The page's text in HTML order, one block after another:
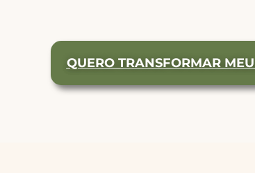
QUERO TRANSFORMAR